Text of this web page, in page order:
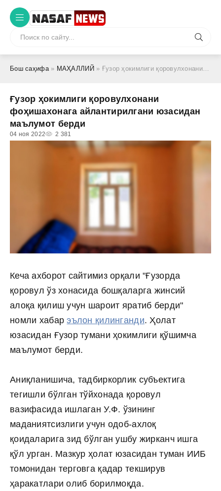
Бош саҳифа» МАҲАЛЛИЙ » Ғузор ҳокимлиги қоровулхонани фоҳишахонага айлантирилгани юзасидан маълумот берди
Ғузор ҳокимлиги қоровулхонани
фоҳишахонага айлантирилгани юзасидан
маълумот берди
04 ноя 2022 2 381
Кеча ахборот сайтимиз орқали "Ғузорда
қоровул ўз хонасида бошқаларга жинсий
алоқа қилиш учун шароит яратиб берди"
номли хабарэълон қилинганди. Ҳолат
юзасидан Ғузор тумани ҳокимлиги қўшимча
маълумот берди.
Аниқланишича, тадбиркорлик субъектига
тегишли бўлган тўйхонада қоровул
вазифасида ишлаган У.Ф. ўзининг
маданиятсизлиги учун одоб-ахлоқ
қоидаларига зид бўлган ушбу жирканч ишга
қўл урган. Мазкур ҳолат юзасидан туман ИИБ
томонидан терговга қадар текширув
ҳаракатлари олиб борилмоқда.